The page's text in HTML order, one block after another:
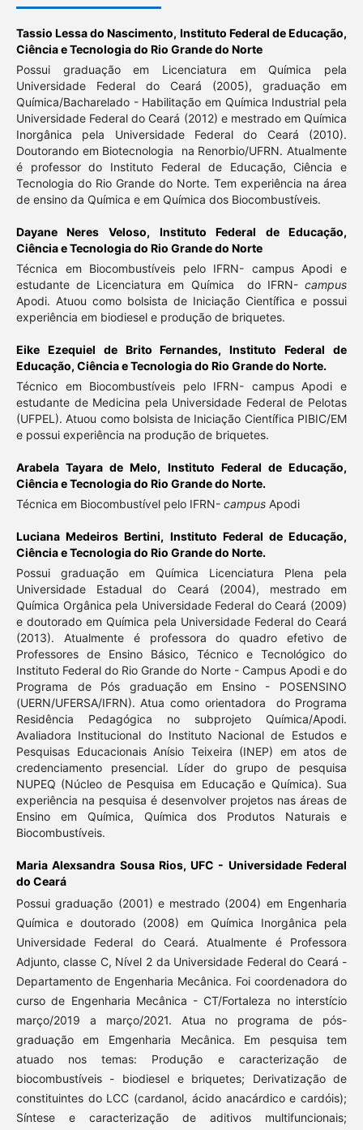
Tassio Lessa do Nascimento, Instituto Federal de Educação,
Ciência e Tecnologia do Rio Grande do Norte
Possui graduação em Licenciatura em Química pela
Universidade Federal do Ceará (2005), graduação em
Química/Bacharelado - Habilitação em Química Industrial pela
Universidade Federal do Ceará (2012) e mestrado em Química
Inorgânica pela Universidade Federal do Ceará (2010).
Doutorando em Biotecnologia na Renorbio/UFRN. Atualmente
é professor do Instituto Federal de Educação, Ciência e
Tecnologia do Rio Grande do Norte. Tem experiência na área
de ensino da Química e em Química dos Biocombustíveis.
Dayane Neres Veloso, Instituto Federal de Educação,
Ciência e Tecnologia do Rio Grande do Norte
Técnica em Biocombustíveis pelo IFRN- campus Apodi e
estudante de Licenciatura em Química do IFRN-campus
Apodi. Atuou como bolsista de Iniciação Científica e possui
experiência em biodiesel e produção de briquetes.
Eike Ezequiel de Brito Fernandes,Instituto Federal de
Educação, Ciência e Tecnologia do Rio Grande do Norte.
Técnico em Biocombustíveis pelo IFRN- campus Apodi e
estudante de Medicina pela Universidade Federal de Pelotas
(UFPEL). Atuou como bolsista de Iniciação Científica PIBIC/EM
e possui experiência na produção de briquetes.
Arabela Tayara de Melo, Instituto Federal de Educação,
Ciência e Tecnologia do Rio Grande do Norte.
Técnica em Biocombustível pelo IFRN- campusApodi
Luciana Medeiros Bertini, Instituto Federal de Educação,
Ciência e Tecnologia do Rio Grande do Norte.
Possui graduação em Química Licenciatura Plena pela
Universidade Estadual do Ceará (2004), mestrado em
Química Orgânica pela Universidade Federal do Ceará (2009)
e doutorado em Química pela Universidade Federal do Ceará
(2013). Atualmente é professora do quadro efetivo de
Professores de Ensino Básico, Técnico e Tecnológico do
Instituto Federal do Rio Grande do Norte - Campus Apodi e do
Programa de Pós graduação em Ensino - POSENSINO
(UERN/UFERSA/IFRN). Atua como orientadora do Programa
Residência Pedagógica no subprojeto Química/Apodi.
Avaliadora Institucional do Instituto Nacional de Estudos e
Pesquisas Educacionais Anísio Teixeira (INEP) em atos de
credenciamento presencial. Líder do grupo de pesquisa
NUPEQ (Núcleo de Pesquisa em Educação e Química). Sua
experiência na pesquisa é desenvolver projetos nas áreas de
Ensino em Química, Química dos Produtos Naturais e
Biocombustíveis.
Maria Alexsandra Sousa Rios,UFC - Universidade Federal
do Ceará
Possui graduação (2001) e mestrado (2004) em Engenharia
Química e doutorado (2008) em Química Inorgânica pela
Universidade Federal do Ceará. Atualmente é Professora
Adjunto, classe C, Nível 2 da Universidade Federal do Ceará -
Departamento de Engenharia Mecânica. Foi coordenadora do
curso de Engenharia Mecânica - CT/Fortaleza no interstício
março/2019 a março/2021. Atua no programa de pós-
graduação em Emgenharia Mecânica. Em pesquisa tem
atuado nos temas: Produção e caracterização de
biocombustíveis - biodiesel e briquetes; Derivatização de
constituintes do LCC (cardanol, ácido anacárdico e cardóis);
Síntese e caracterização de aditivos multifuncionais;